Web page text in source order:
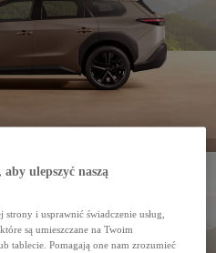
ulepszyć naszą
i usprawnić świadczenie usług,
są umieszczane na Twoim
tablecie. Pomagają one nam zrozumieć